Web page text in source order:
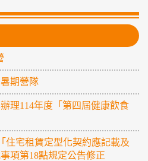
期營隊
理114年度「第四屆健康飲食
住宅租賃定型化契約應記載及
項第18點規定公告修正